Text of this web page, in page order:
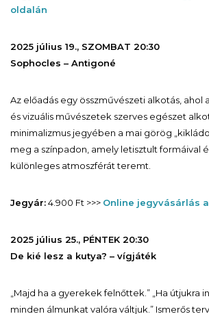
oldalán
2025 július 19., SZOMBAT 20:30
Sophocles – Antigoné
Az előadás egy összművészeti alkotás, ahol
és vizuális művészetek szerves egészet
minimalizmus jegyében a mai görög
meg a színpadon, amely letisztult formáival
különleges atmoszférát teremt.
Jegyár:4.900 Ft >>> Online jegyvásárlás
2025 július 25., PÉNTEK 20:30
De kié lesz a kutya? – vígjáték
„Majd ha a gyerekek felnőttek.” „Ha útjukra
minden álmunkat valóra váltjuk.” Ismerős